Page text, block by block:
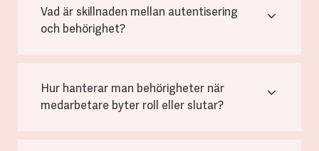
Vad är skillnaden mellan autentisering
och behörighet?
Hur hanterar man behörigheter när
medarbetare byter roll eller slutar?